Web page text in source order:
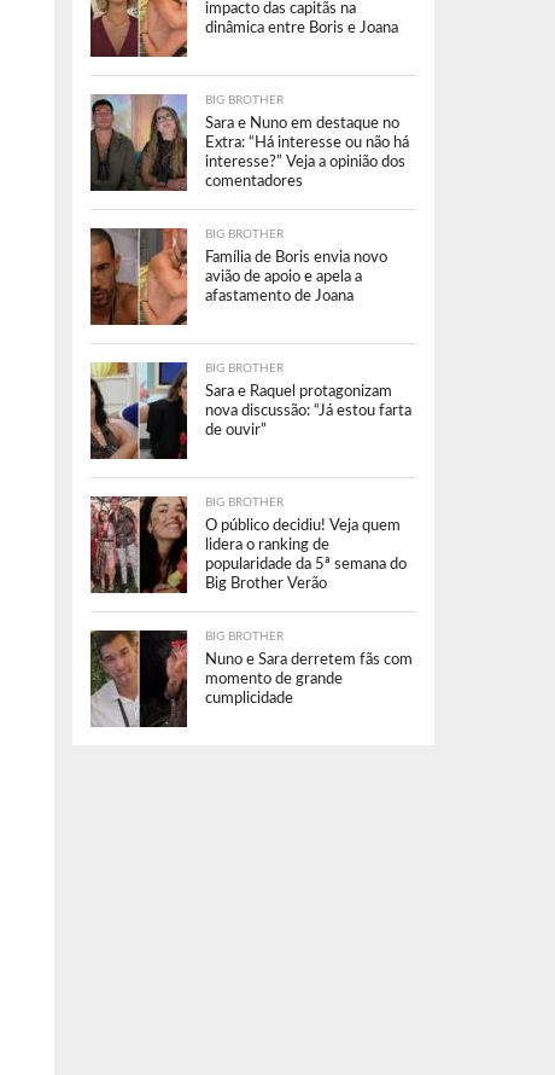
impacto das capitãs na
dinâmica entre Boris e Joana
BIG BROTHER
Sara e Nuno em destaque no
Extra: “Há interesse ou não há
interesse?” Veja a opinião dos
comentadores
BIG BROTHER
Família de Boris envia novo
avião de apoio e apela a
afastamento de Joana
BIG BROTHER
Sara e Raquel protagonizam
nova discussão: “Já estou farta
de ouvir”
BIG BROTHER
O público decidiu! Veja quem
lidera o ranking de
popularidade da 5ª semana do
Big Brother Verão
BIG BROTHER
Nuno e Sara derretem fãs com
momento de grande
cumplicidade